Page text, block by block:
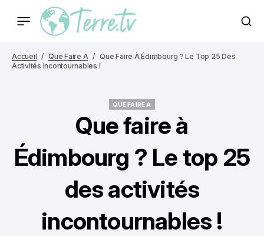
Accueil Que Faire A
Que Faire À Édimbourg ? Le Top 25 Des
Activités Incontournables !
QUE FAIRE A
Que faire à
Édimbourg ? Le top 25
des activités
incontournables !